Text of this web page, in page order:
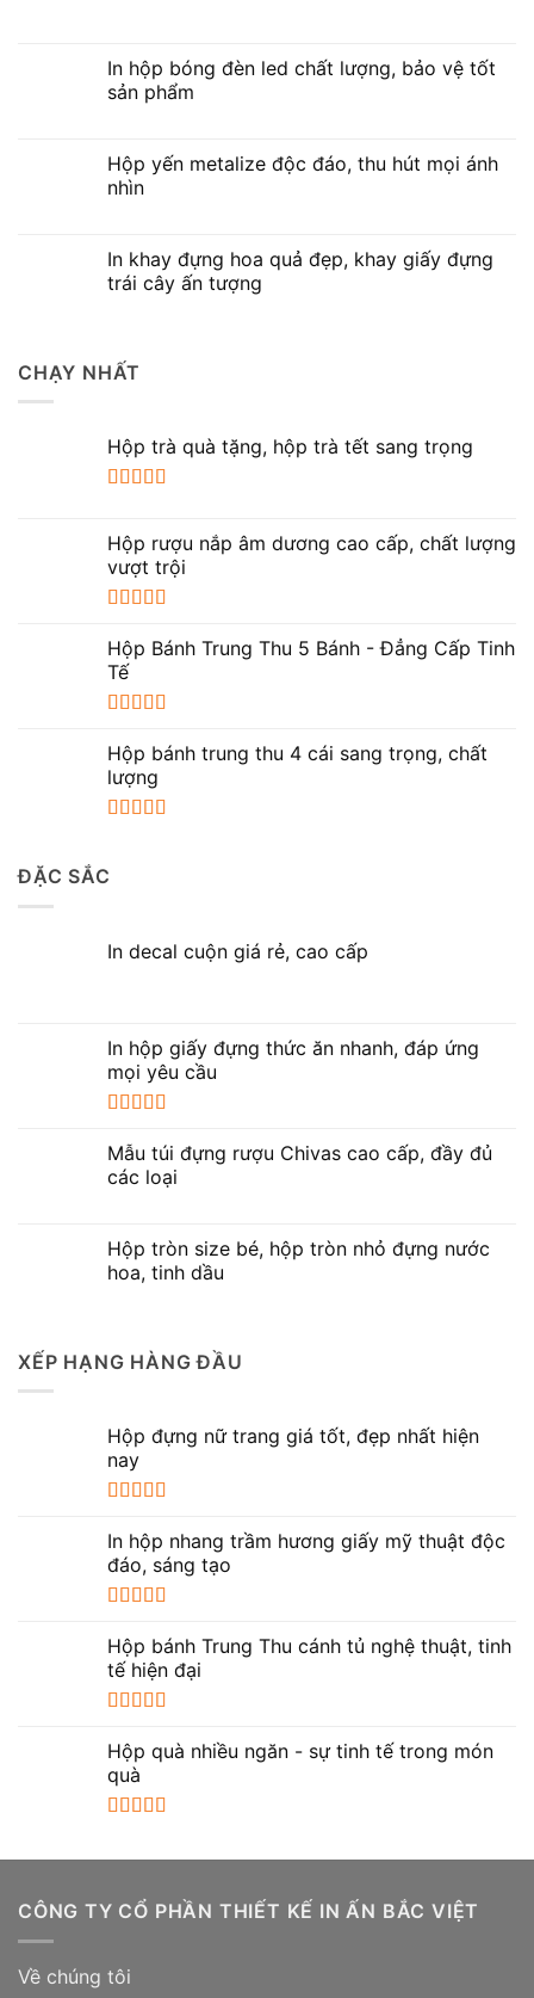
In hộp bóng đèn led chất lượng, bảo vệ tốt
sản phẩm
Hộp yến metalize độc đáo, thu hút mọi ánh
nhìn
In khay đựng hoa quả đẹp, khay giấy đựng
trái cây ấn tượng
CHẠY NHẤT
Hộp trà quà tặng, hộp trà tết sang trọng
sao
Hộp rượu nắp âm dương cao cấp, chất lượng
vượt trội
hạng 5.005
sao
Hộp Bánh Trung Thu 5 Bánh - Đẳng Cấp Tinh
Tế
hạng 5.005
sao
Hộp bánh trung thu 4 cái sang trọng, chất
lượng
sao
ĐẶC SẮC
In decal cuộn giá rẻ, cao cấp
In hộp giấy đựng thức ăn nhanh, đáp ứng
mọi yêu cầu
hạng 5.005
sao
Mẫu túi đựng rượu Chivas cao cấp, đầy đủ
các loại
Hộp tròn size bé, hộp tròn nhỏ đựng nước
hoa, tinh dầu
XẾP HẠNG HÀNG ĐẦU
Hộp đựng nữ trang giá tốt, đẹp nhất hiện
nay
hạng5.005
sao
In hộp nhang trầm hương giấy mỹ thuật độc
đáo, sáng tạo
hạng 5.005
sao
Hộp bánh Trung Thu cánh tủ nghệ thuật, tinh
tế hiện đại
hạng 5.005
sao
Hộp quà nhiều ngăn - sự tinh tế trong món
quà
CÔNG TY CỔ PHẦN THIẾT KẾ IN ẤN BẮC VIỆT
Về chúng tôi